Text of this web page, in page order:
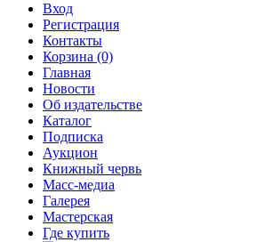
Вход
Регистрация
Контакты
Корзина (0)
Главная
Новости
Об издательстве
Каталог
Подписка
Аукцион
Книжный червь
Масс-медиа
Галерея
Мастерская
Где купить